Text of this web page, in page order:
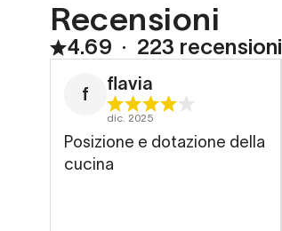
Recensioni
4.69 ∙ 223 recensioni
f
flavia
dic. 2025
Posizione e dotazione della
cucina